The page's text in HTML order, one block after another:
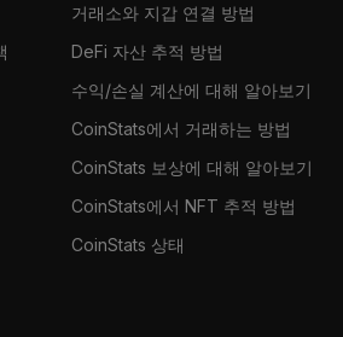
거래소와 지갑 연결 방법
DeFi 자산 추적 방법
수익/손실 계산에 대해 알아보기
CoinStats에서 거래하는 방법
CoinStats 보상에 대해 알아보기
CoinStats에서 NFT 추적 방법
CoinStats 상태